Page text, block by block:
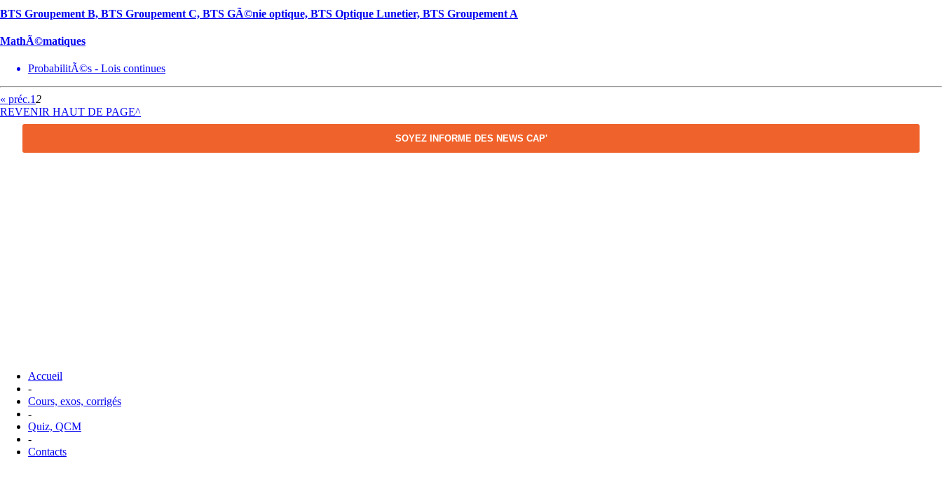
BTS Groupement B, BTS Groupement C, BTS GÃ©nie optique, BTS Optique Lunetier, BTS Groupement A
MathÃ©matiques
ProbabilitÃ©s - Lois continues
« préc.12
REVENIR HAUT DE PAGE^
SOYEZ INFORME DES NEWS CAP'
Accueil
-
Cours, exos, corrigés
-
Quiz, QCM
-
Contacts